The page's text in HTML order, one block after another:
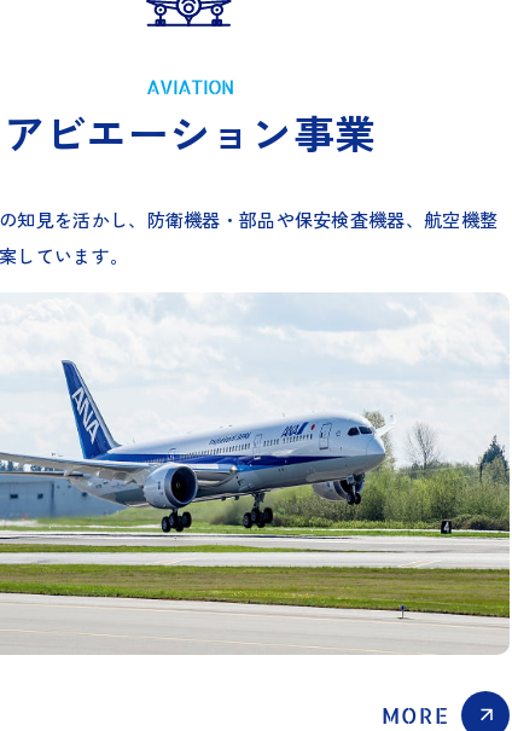
AVIATION
アビエーション事業
知見を活かし、防衛機器・部品や保安検査機器、航空機整
しています。
MORE